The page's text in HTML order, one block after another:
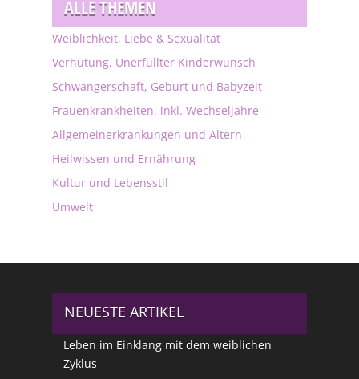
ALLE THEMEN
Weiblichkeit, Liebe & Sexualität
Verhütung, Unerfüllter Kinderwunsch
Schwangerschaft, Geburt und Babyzeit
Frauenkrankheiten, inkl. Wechseljahre
Allgemeinerkrankungen und Altern
Heilwissen und Ernährung
Kultur und Lebensstil
Umwelt
NEUESTE ARTIKEL
Leben im Einklang mit dem weiblichen
Zyklus